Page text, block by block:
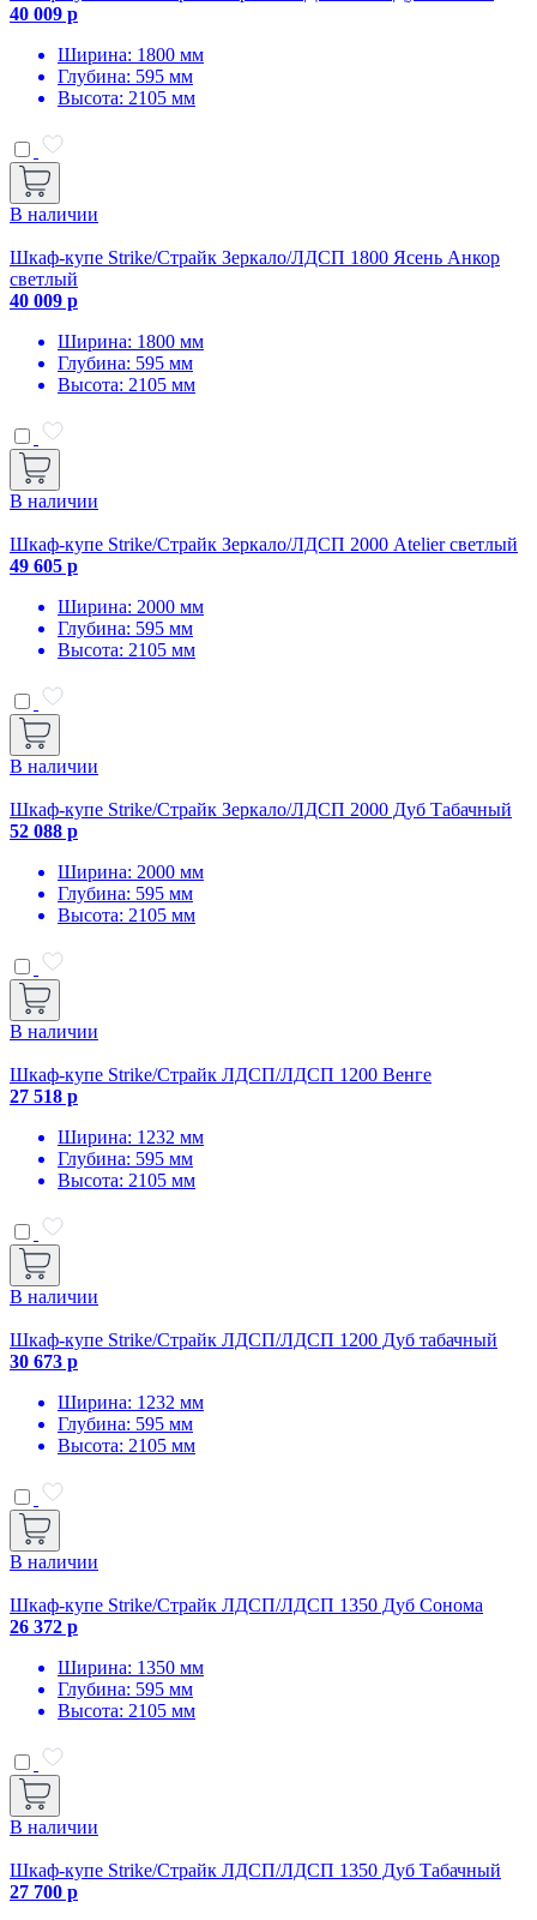
40 009 р
Ширина: 1800 мм
Глубина: 595 мм
Высота: 2105 мм
В наличии
Шкаф-купе Strike/Страйк Зеркало/ЛДСП 1800 Ясень Анкор
светлый
40 009 р
Ширина: 1800 мм
Глубина: 595 мм
Высота: 2105 мм
В наличии
Шкаф-купе Strike/Страйк Зеркало/ЛДСП 2000 Atelier светлый
49 605 р
Ширина: 2000 мм
Глубина: 595 мм
Высота: 2105 мм
В наличии
Шкаф-купе Strike/Страйк Зеркало/ЛДСП 2000 Дуб Табачный
52 088 р
Ширина: 2000 мм
Глубина: 595 мм
Высота: 2105 мм
В наличии
Шкаф-купе Strike/Страйк ЛДСП/ЛДСП 1200 Венге
27 518 р
Ширина: 1232 мм
Глубина: 595 мм
Высота: 2105 мм
В наличии
Шкаф-купе Strike/Страйк ЛДСП/ЛДСП 1200 Дуб табачный
30 673 р
Ширина: 1232 мм
Глубина: 595 мм
Высота: 2105 мм
В наличии
Шкаф-купе Strike/Страйк ЛДСП/ЛДСП 1350 Дуб Сонома
26 372 р
Ширина: 1350 мм
Глубина: 595 мм
Высота: 2105 мм
В наличии
Шкаф-купе Strike/Страйк ЛДСП/ЛДСП 1350 Дуб Табачный
27 700 р